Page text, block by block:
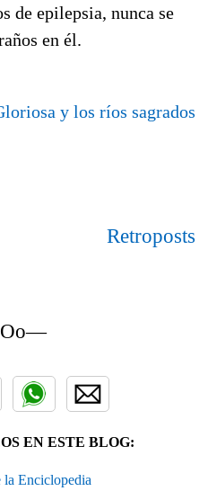
de epilepsia, nunca se
en él.
y los ríos sagrados
Retroposts
EN ESTE BLOG:
la Enciclopedia